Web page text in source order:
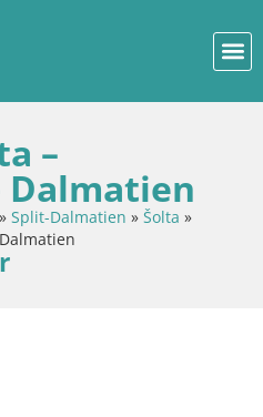
–
Dalmatien
» Split-Dalmatien » Šolta »